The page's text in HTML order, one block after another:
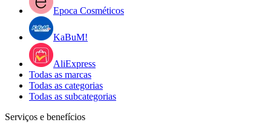
Epoca Cosméticos
KaBuM!
AliExpress
Todas as marcas
Todas as categorias
Todas as subcategorias
Serviços e benefícios